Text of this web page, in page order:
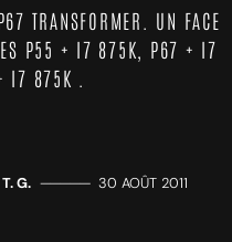
TRANSFORMER. UN FACE
P55 + I7 875K, P67 + I7
I7 875K .
T. G. ————— 30 AOÛT 2011